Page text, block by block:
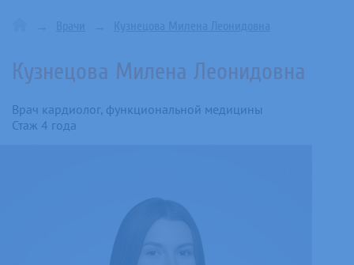
Кузнецова Милена Леонидовна
Врач кардиолог, функциональной медицины
Стаж 4 года